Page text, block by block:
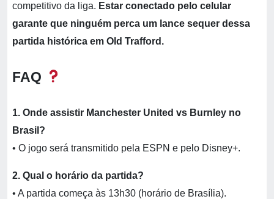
competitivo da liga. Estar conectado pelo celular
garante que ninguém perca um lance sequer dessa
partida histórica em Old Trafford.
FAQ
1. Onde assistir Manchester United vs Burnley no
Brasil?
• O jogo será transmitido pela ESPN e pelo Disney+.
2. Qual o horário da partida?
• A partida começa às 13h30 (horário de Brasília).